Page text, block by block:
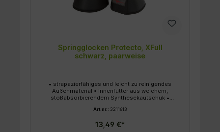
Springglocken Protecto, XFull
schwarz, paarweise
• strapazierfähiges und leicht zu reinigendes
Außenmaterial • Innenfutter aus weichem,
stoßabsorbierendem Synthesekautschuk •
Art.nr.: 3211613
13,49 €*